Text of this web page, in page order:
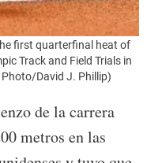
first quarterfinal heat of
Track and Field Trials in
Photo/David J. Phillip)
de la carrera
metros en las